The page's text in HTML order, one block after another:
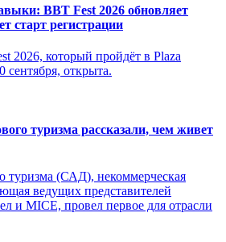
BBT Fest 2026 обновляет
старт регистрации
2026, который пройдёт в Plaza
сентября, открыта.
туризма рассказали, чем живет
туризма (САД), некоммерческая
ведущих представителей
и MICE, провел первое для отрасли